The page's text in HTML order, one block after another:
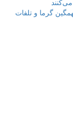
گرما و تلفات